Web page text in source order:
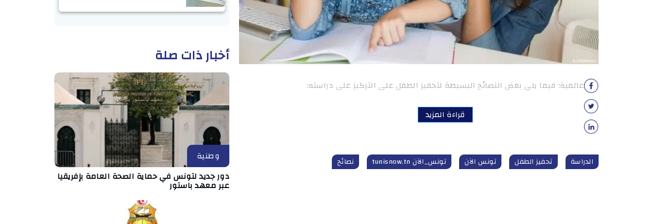
عالمية: فيما يلي بعض النصائح البسيطة لتحفيز الطفل على التركيز على دراسته:
قراءة المزيد
الدراسة تحفيز الطفل تونس الآن تونس_الآن tunisnow.tn نصائح
أخبار ذات صلة
وطنية
دور جديد لتونس في حماية الصحة العامة بإفريقيا
عبر معهد باستور